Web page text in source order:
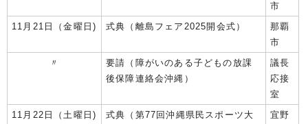
市
11月21日（金曜日)
式典（離島フェア2025開会式）
那覇
市
〃
要請（障がいのある子どもの放課
後保障連絡会沖縄）
議長
応接
室
11月22日（土曜日)
式典（第77回沖縄県民スポーツ大
宜野